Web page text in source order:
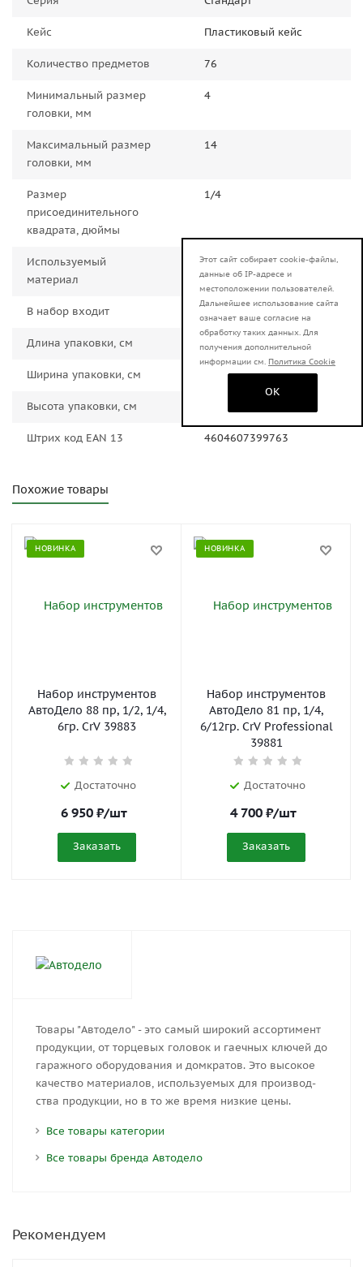
Кейс Пластиковый кейс
Количество предметов 76
Минимальный размер
головки, мм
4
Максимальный размер
головки, мм
14
Размер
присоединительного
квадрата, дюймы
1/4
Используемый
материал
Хромованадиевая сталь
В набор входит Array
Длина упаковки, см 20
Ширина упаковки, см
Высота упаковки, см
Штрих код EAN 13 4604607399763
Похожие товары
НОВИНКА
Набор инструментов
АвтоДело 88 пр, 1/2, 1/4,
6гр. CrV 39883
Достаточно
6 950 ₽/шт
Заказать
НОВИНКА
Набор инструментов
АвтоДело 81 пр, 1/4,
6/12гр. CrV Professional
39881
Достаточно
4 700 ₽/шт
Заказать
Товары "Автодело" - это са­мый ши­ро­кий ас­сор­ти­мент
про­дук­ции, от тор­це­вых го­ло­вок и га­еч­ных клю­чей до
га­раж­но­го обо­ру­до­ва­ния и дом­кра­тов. Это вы­со­кое
ка­че­ство ма­те­ри­а­лов, ис­поль­зу­е­мых для про­из­вод­
ства про­дук­ции, но в то же вре­мя низ­кие цены.
Все товары категории
Все товары бренда Автодело
Рекомендуем
Этот сайт собирает cookie-файлы,
данные об IP-адресе и
местоположении пользователей.
Дальнейшее использование сайта
означает ваше согласие на
обработку таких данных. Для
получения дополнительной
информации см. Политика Cookie
OK